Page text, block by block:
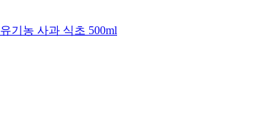
유기농 사과 식초 500ml